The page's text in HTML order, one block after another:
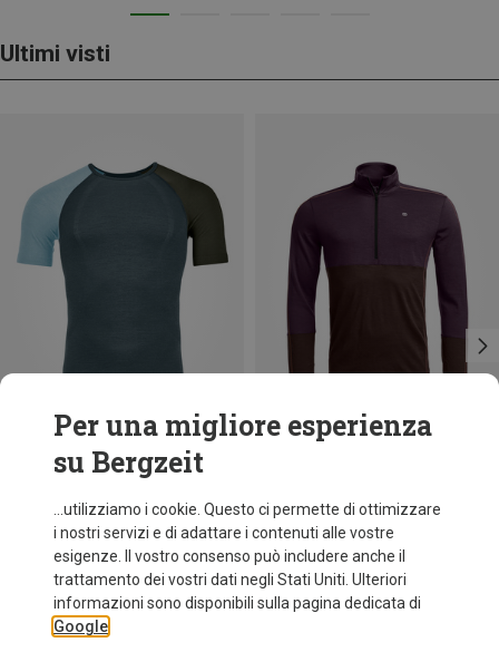
Ultimi visti
Risparmi 33%
Ortovox
129,95 €
Per una migliore esperienza
su Bergzeit
...utilizziamo i cookie. Questo ci permette di ottimizzare
i nostri servizi e di adattare i contenuti alle vostre
esigenze. Il vostro consenso può includere anche il
trattamento dei vostri dati negli Stati Uniti. Ulteriori
informazioni sono disponibili sulla pagina dedicata di
Google